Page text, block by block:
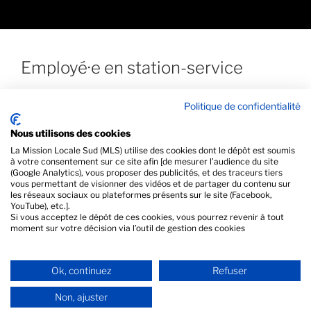
Employé·e en station-service
PRÉCÉDENT
Vendeur(se) en prêt-à-porter
Assistant·e Commercial·e en magasin de sport
Politique de confidentialité
Nous utilisons des cookies
La Mission Locale Sud (MLS) utilise des cookies dont le dépôt est soumis
à votre consentement sur ce site afin [de mesurer l’audience du site
(Google Analytics), vous proposer des publicités, et des traceurs tiers
vous permettant de visionner des vidéos et de partager du contenu sur
les réseaux sociaux ou plateformes présents sur le site (Facebook,
YouTube), etc.].
Si vous acceptez le dépôt de ces cookies, vous pourrez revenir à tout
moment sur votre décision via l’outil de gestion des cookies
Ok, continuez Refuser
Non, ajuster